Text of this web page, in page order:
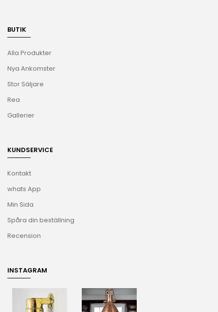
BUTIK
Alla Produkter
Nya Ankomster
Stor Säljare
Rea
Gallerier
KUNDSERVICE
Kontakt
whats App
Min Sida
Spåra din beställning
Recension
INSTAGRAM